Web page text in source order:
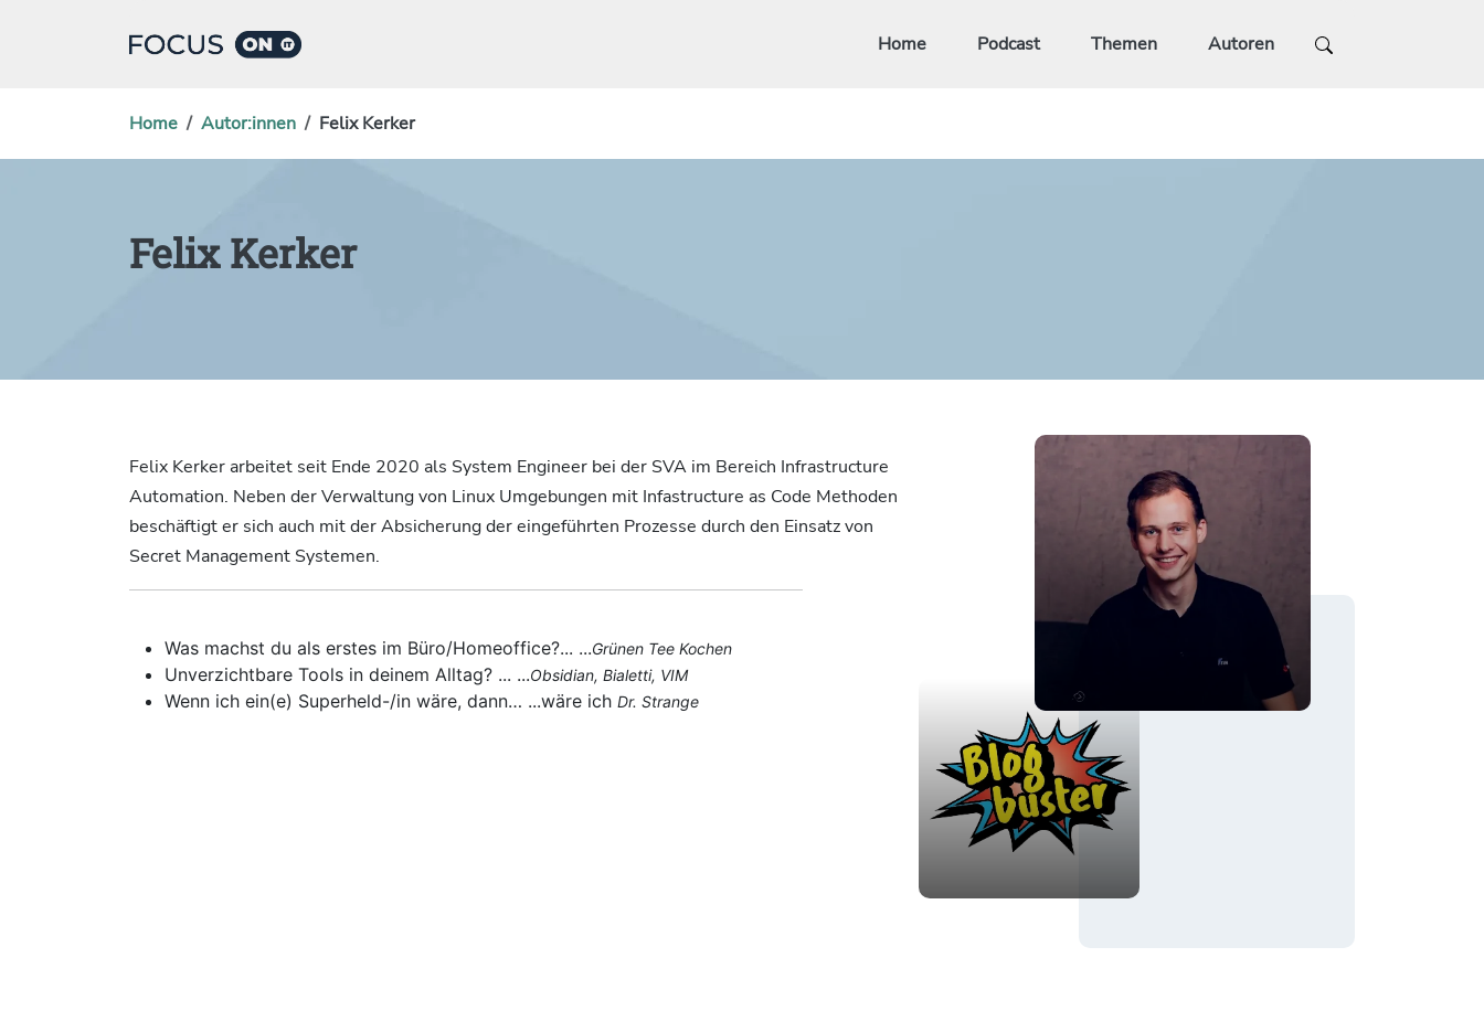
Home Podcast Themen Autoren
Home Autor:innen Felix Kerker
Felix Kerker
Felix Kerker arbeitet seit Ende 2020 als System Engineer bei der SVA im Bereich Infrastructure
Automation. Neben der Verwaltung von Linux Umgebungen mit Infastructure as Code Methoden
beschäftigt er sich auch mit der Absicherung der eingeführten Prozesse durch den Einsatz von
Secret Management Systemen.
Was machst du als erstes im Büro/Homeoffice?... ...Grünen Tee Kochen
Unverzichtbare Tools in deinem Alltag? ... ...Obsidian, Bialetti, VIM
Wenn ich ein(e) Superheld-/in wäre, dann… ...wäre ich Dr. Strange